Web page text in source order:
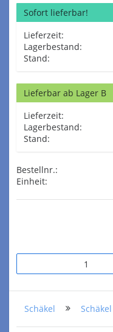
Sofort lieferbar!
Lieferzeit:
Lagerbestand:
Stand:
Lieferbar ab Lager B
Lieferzeit:
Lagerbestand:
Stand:
Bestellnr.:
Einheit:
Schäkel